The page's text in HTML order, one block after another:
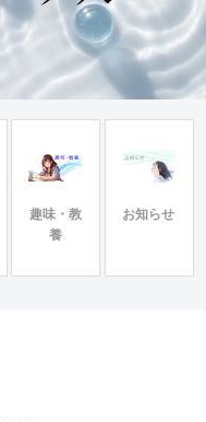
趣味・教
養
お知らせ